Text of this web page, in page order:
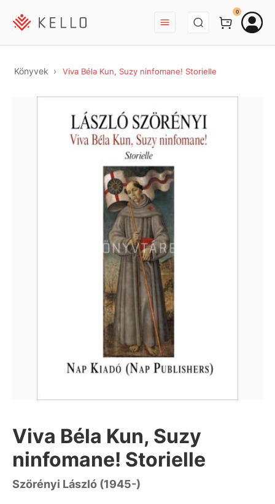
BEJELENTKEZÉS
0
Könyvek Viva Béla Kun, Suzy ninfomane! Storielle
Viva Béla Kun, Suzy
ninfomane! Storielle
Szörényi László (1945-)